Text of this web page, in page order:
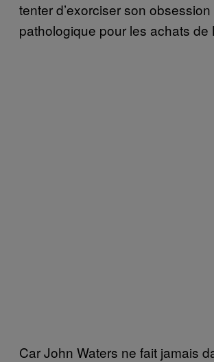
tenter d’exorciser son obsession
pathologique pour les achats de
Car John Waters ne fait jamais